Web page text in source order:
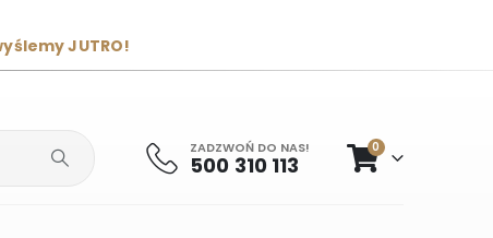
JUTRO!
ZADZWOŃ DO NAS!
500 310 113
0